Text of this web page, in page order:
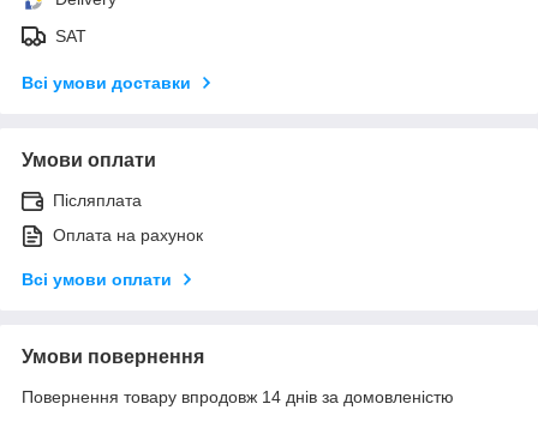
SAT
Всі умови доставки
Умови оплати
Післяплата
Оплата на рахунок
Всі умови оплати
Умови повернення
Повернення товару впродовж 14 днів за домовленістю